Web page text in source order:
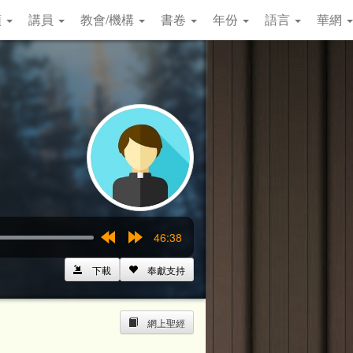
講員 教會/機構 書卷 年份 語言 華網
15s
15s
46:38
奉獻支持
下載
網上聖經